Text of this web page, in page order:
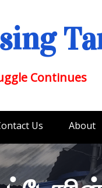
Continues
Us About